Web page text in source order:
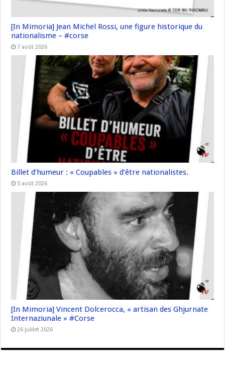
[In Mimoria] Jean Michel Rossi, une figure historique du
nationalisme – #corse
7 août 2026
Billet d’humeur : « Coupables » d’être nationalistes.
5 août 2026
[In Mimoria] Vincent Dolcerocca, « artisan des Ghjurnate
Internaziunale » #Corse
26 juillet 2026